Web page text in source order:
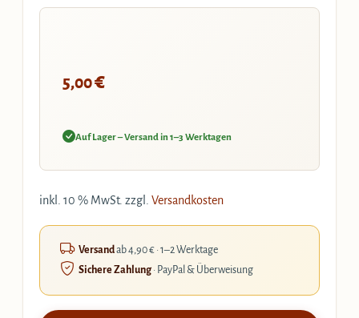
5,00€
Auf Lager – Versand in 1–3 Werktagen
inkl. 10 % MwSt. zzgl. Versandkosten
Versandab 4,90 € · 1–2 Werktage
Sichere Zahlung· PayPal & Überweisung